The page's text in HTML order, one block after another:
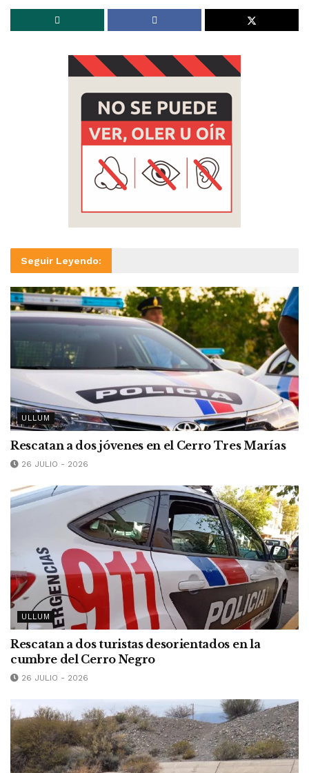
Seguir Leyendo:
ULLUM
Rescatan a dos jóvenes en el Cerro Tres Marías
26 JULIO - 2026
ULLUM
Rescatan a dos turistas desorientados en la
cumbre del Cerro Negro
26 JULIO - 2026